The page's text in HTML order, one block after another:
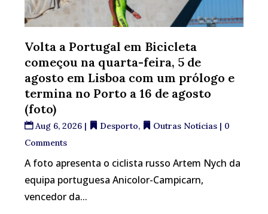
Volta a Portugal em Bicicleta
começou na quarta-feira, 5 de
agosto em Lisboa com um prólogo e
termina no Porto a 16 de agosto
(foto)
Aug 6, 2026 | Desporto, Outras Notícias | 0
Comments
A foto apresenta o ciclista russo Artem Nych da
equipa portuguesa Anicolor-Campicarn,
vencedor da...